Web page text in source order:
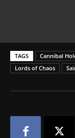
TAGS Cannibal
Lords of Chaos